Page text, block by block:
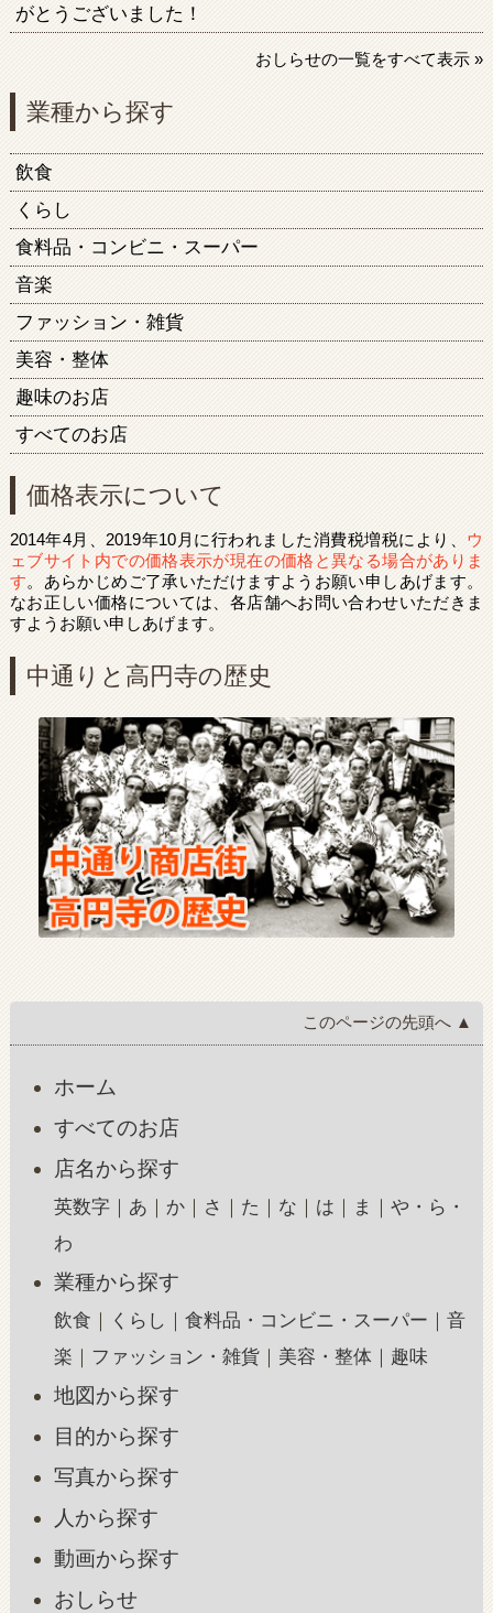
がとうございました！
おしらせの一覧をすべて表示 »
業種から探す
飲食
くらし
食料品・コンビニ・スーパー
音楽
ファッション・雑貨
美容・整体
趣味のお店
すべてのお店
価格表示について
2014年4月、2019年10月に行われました消費税増税により、 ウ
ェブサイト内での価格表示が現在の価格と異なる場合がありま
す。あらかじめご了承いただけますようお願い申しあげます。
なお正しい価格については、各店舗へお問い合わせいただきま
すようお願い申しあげます。
中通りと高円寺の歴史
このページの先頭へ ▲
ホーム
すべてのお店
店名から探す
英数字 あ か さ た な は ま
や・ら・
わ
業種から探す
飲食 くらし 食料品・コンビニ・スーパー
音
楽
ファッション・雑貨 美容・整体 趣味
地図から探す
目的から探す
写真から探す
人から探す
動画から探す
おしらせ